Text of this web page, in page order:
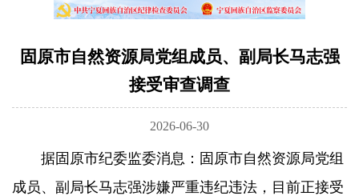
固原市自然资源局党组成员、副局长马志强
接受审查调查
2026-06-30
据固原市纪委监委消息：固原市自然资源局党组
成员、副局长马志强涉嫌严重违纪违法，目前正接受